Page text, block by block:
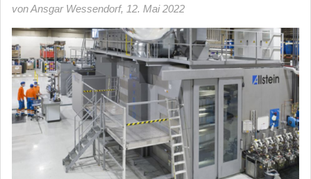
von Ansgar Wessendorf, 12. Mai 2022